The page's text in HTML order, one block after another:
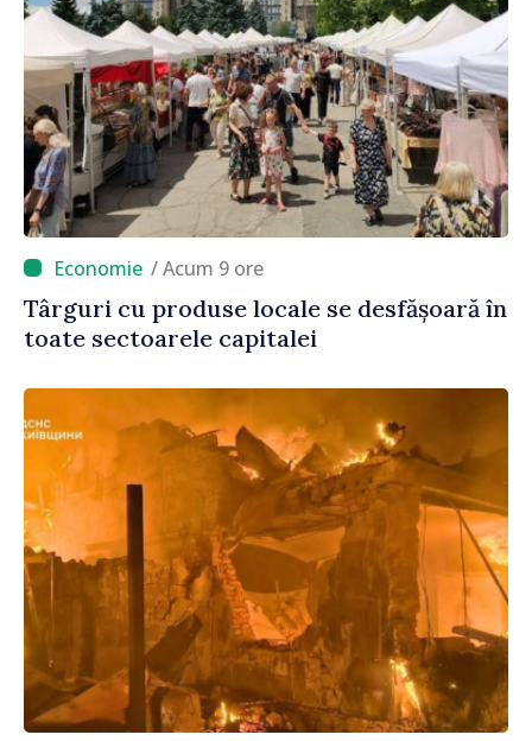
/ Acum 9 ore
Târguri cu produse locale se desfășoară în
toate sectoarele capitalei